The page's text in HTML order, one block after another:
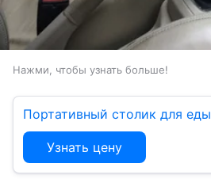
Нажми, чтобы узнать больше!
Портативный столик для еды
Узнать цену